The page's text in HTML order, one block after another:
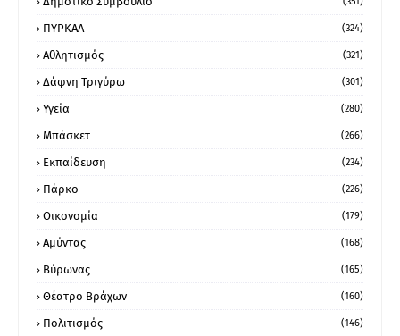
ΠΥΡΚΑΛ (324)
Αθλητισμός (321)
Δάφνη Τριγύρω (301)
Υγεία (280)
Μπάσκετ (266)
Εκπαίδευση (234)
Πάρκο (226)
Οικονομία (179)
Αμύντας (168)
Βύρωνας (165)
Θέατρο Βράχων (160)
Πολιτισμός (146)